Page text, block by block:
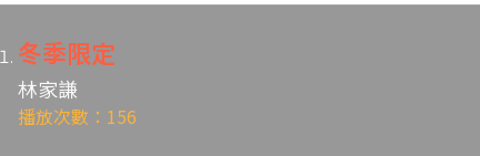
冬季限定
林家謙
播放次數：156